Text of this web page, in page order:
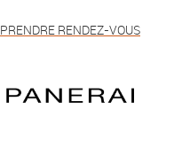
PRENDRE RENDEZ-VOUS